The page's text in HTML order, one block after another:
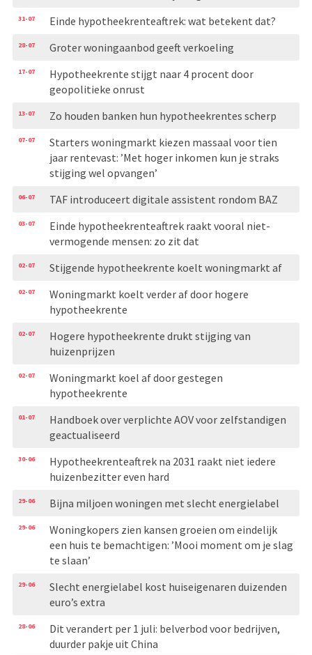
31-07 Einde hypotheekrenteaftrek: wat betekent dat?
28-07 Groter woningaanbod geeft verkoeling
17-07
Hypotheekrente stijgt naar 4 procent door
geopolitieke onrust
13-07 Zo houden banken hun hypotheekrentes scherp
07-07
Starters woningmarkt kiezen massaal voor tien
jaar rentevast: ’Met hoger inkomen kun je straks
stijging wel opvangen’
06-07 TAF introduceert digitale assistent rondom BAZ
03-07
Einde hypotheekrenteaftrek raakt vooral niet-
vermogende mensen: zo zit dat
02-07 Stijgende hypotheekrente koelt woningmarkt af
02-07
Woningmarkt koelt verder af door hogere
hypotheekrente
02-07
Hogere hypotheekrente drukt stijging van
huizenprijzen
02-07
Woningmarkt koel af door gestegen
hypotheekrente
01-07
Handboek over verplichte AOV voor zelfstandigen
geactualiseerd
30-06
Hypotheekrenteaftrek na 2031 raakt niet iedere
huizenbezitter even hard
29-06 Bijna miljoen woningen met slecht energielabel
29-06
Woningkopers zien kansen groeien om eindelijk
een huis te bemachtigen: ’Mooi moment om je slag
te slaan’
29-06
Slecht energielabel kost huiseigenaren duizenden
euro’s extra
28-06
Dit verandert per 1 juli: belverbod voor bedrijven,
duurder pakje uit China